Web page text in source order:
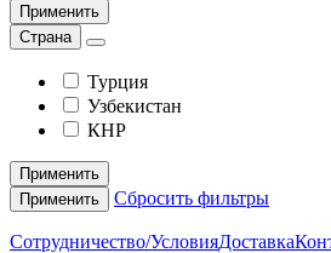
Применить
Страна
Турция
Узбекистан
КНР
Применить
Применить
Сбросить фильтры
Сотрудничество/УсловияДоставка